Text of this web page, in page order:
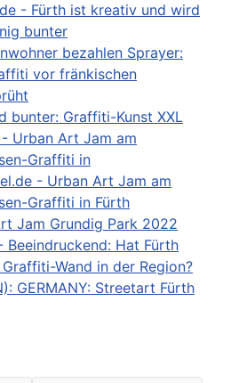
- Fürth ist kreativ und wird
bunter
bezahlen Sprayer:
vor fränkischen
bunter: Graffiti-Kunst XXL
Urban Art Jam am
Graffiti in
- Urban Art Jam am
Graffiti in Fürth
Jam Grundig Park 2022
Beeindruckend: Hat Fürth
Wand in der Region?
GERMANY: Streetart Fürth